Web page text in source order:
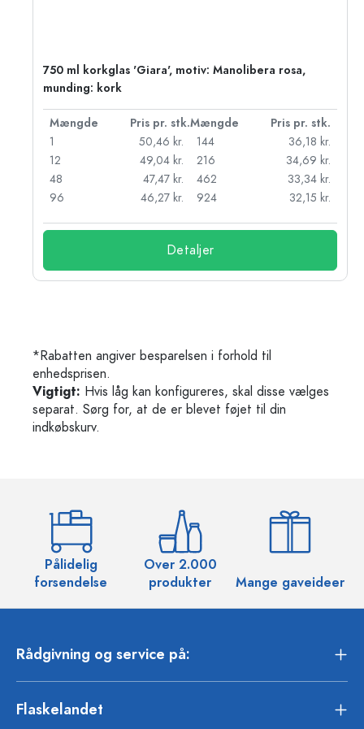
750 ml korkglas 'Giara', motiv: Manolibera rosa,
munding: kork
Mængde Pris pr. stk.Mængde
Pris pr. stk.
1
50,46 kr.
12
49,04 kr.
48
47,47 kr.
96
46,27 kr.
144
36,18 kr.
216
34,69 kr.
462
33,34 kr.
924
32,15 kr.
Detaljer
*Rabatten angiver besparelsen i forhold til
enhedsprisen.
Vigtigt: Hvis låg kan konfigureres, skal disse vælges
separat. Sørg for, at de er blevet føjet til din
indkøbskurv.
Pålidelig
forsendelse
Over 2.000
produkter
Mange gaveideer
Rådgivning og service på:
Flaskelandet